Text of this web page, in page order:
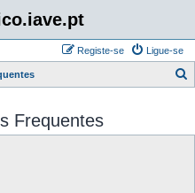
Ligue-se
Registe-se
q
Frequentes